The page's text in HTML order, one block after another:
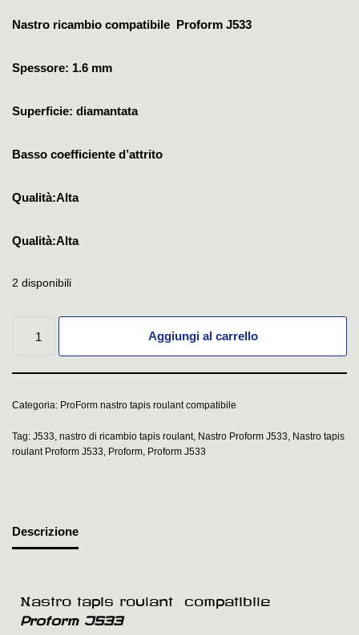
Nastro ricambio compatibile Proform J533
Spessore: 1.6 mm
Superficie: diamantata
Basso coefficiente d’attrito
Qualità:Alta
Qualità:Alta
2 disponibili
Aggiungi al carrello
Categoria: ProForm nastro tapis roulant compatibile
Tag: J533, nastro di ricambio tapis roulant, Nastro Proform J533, Nastro tapis
roulant Proform J533, Proform, Proform J533
Descrizione
Nastro tapis roulant compatibile
Proform J533